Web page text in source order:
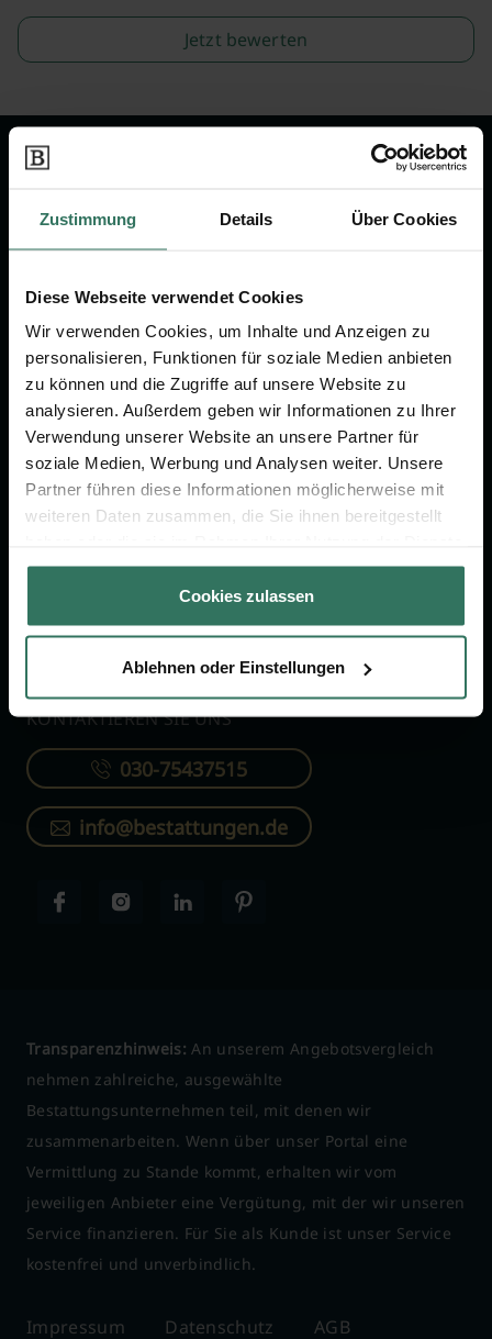
Zustimmung Details Über Cookies
Diese Webseite verwendet Cookies
Wir verwenden Cookies, um Inhalte und Anzeigen zu
personalisieren, Funktionen für soziale Medien anbieten
zu können und die Zugriffe auf unsere Website zu
analysieren. Außerdem geben wir Informationen zu Ihrer
Verwendung unserer Website an unsere Partner für
soziale Medien, Werbung und Analysen weiter. Unsere
Partner führen diese Informationen möglicherweise mit
weiteren Daten zusammen, die Sie ihnen bereitgestellt
gesammelt haben.
Cookies zulassen
Ablehnen oder Einstellungen
Jetzt bewerten
Wir sind Ihr Ansprechpartner rund
um das Thema Bestattung &
Vorsorge.
Jetzt beraten lassen
FÜR SIE
Vergleich
Ratgeber
Verzeichnis
FÜR BESTATTER
Online-Portal
Kostenlos registrieren
KONTAKTIEREN SIE UNS
030-75437515
info@bestattungen.de
Transparenzhinweis: An unserem Angebotsvergleich
nehmen zahlreiche, ausgewählte
Bestattungsunternehmen teil, mit denen wir
zusammenarbeiten. Wenn über unser Portal eine
Vermittlung zu Stande kommt, erhalten wir vom
jeweiligen Anbieter eine Vergütung, mit der wir unseren
Service finanzieren. Für Sie als Kunde ist unser Service
kostenfrei und unverbindlich.
Impressum Datenschutz AGB